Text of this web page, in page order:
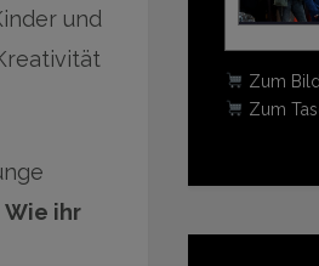
und
Wie ihr
Zum
Zum